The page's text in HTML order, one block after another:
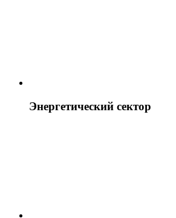
Энергетический сектор